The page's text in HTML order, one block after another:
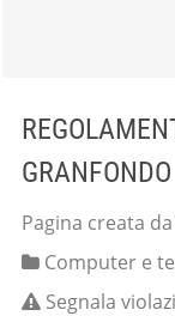
GRANFONDO
Pagina creata
Computer e
Segnala